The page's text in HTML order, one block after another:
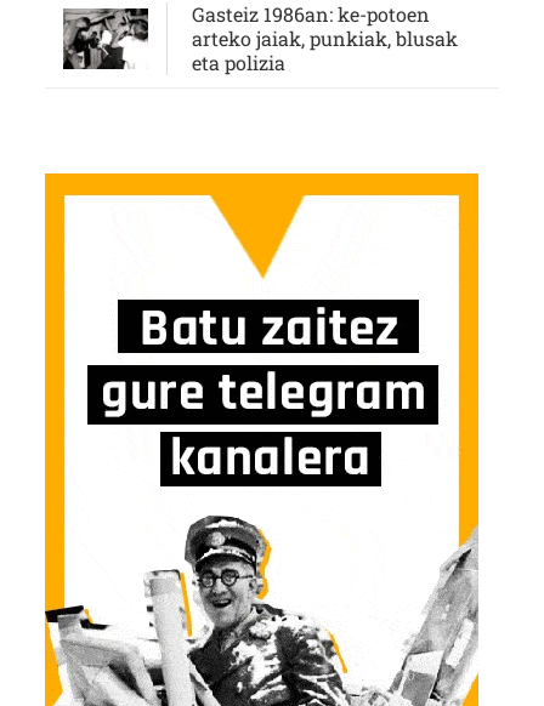
Gasteiz 1986an: ke-potoen
arteko jaiak, punkiak, blusak
eta polizia